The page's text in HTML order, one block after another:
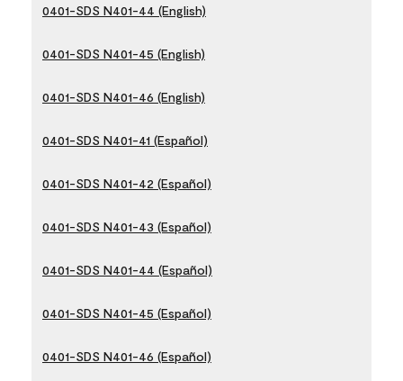
0401-SDS N401-44 (English)
0401-SDS N401-45 (English)
0401-SDS N401-46 (English)
0401-SDS N401-41 (Español)
0401-SDS N401-42 (Español)
0401-SDS N401-43 (Español)
0401-SDS N401-44 (Español)
0401-SDS N401-45 (Español)
0401-SDS N401-46 (Español)